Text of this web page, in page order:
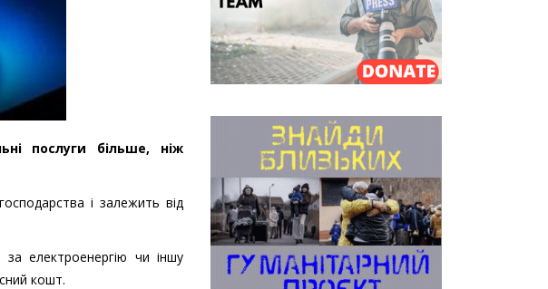
послуги більше, ніж
і залежить від
електроенергію чи іншу
кошт.